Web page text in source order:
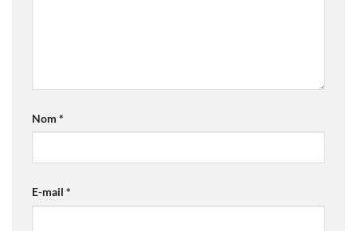
Nom *
E-mail *